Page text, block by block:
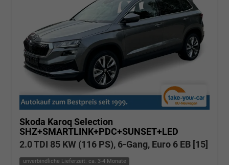
Skoda Karoq Selection
SHZ+SMARTLINK+PDC+SUNSET+LED
2.0 TDI 85 KW (116 PS), 6-Gang, Euro 6 EB [15]
unverbindliche Lieferzeit: ca. 3-4 Monate